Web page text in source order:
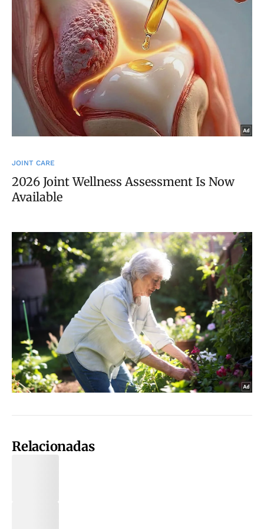
Relacionadas